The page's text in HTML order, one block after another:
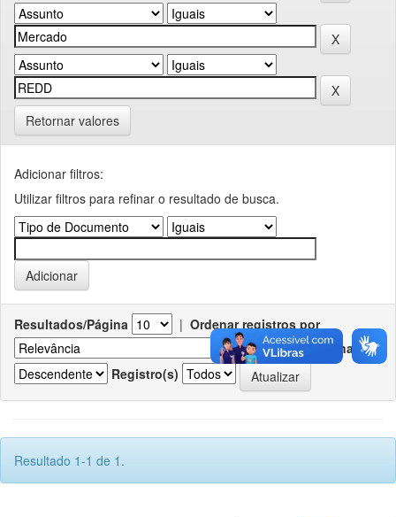
Retornar valores
Adicionar filtros:
Utilizar filtros para refinar o resultado de busca.
Resultados/Página | Ordenar registros por
Ordenar
Registro(s)
Resultado 1-1 de 1.